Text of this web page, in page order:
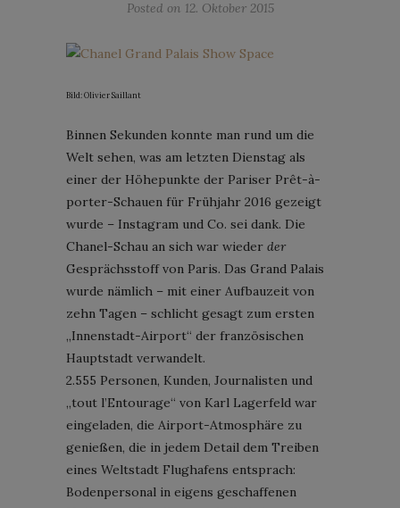
Posted on 12. Oktober 2015
Bild: Olivier Saillant
Binnen Sekunden konnte man rund um die
Welt sehen, was am letzten Dienstag als
einer der Höhepunkte der Pariser Prêt-à-
porter-Schauen für Frühjahr 2016 gezeigt
wurde – Instagram und Co. sei dank. Die
Chanel-Schau an sich war wieder der
Gesprächsstoff von Paris. Das Grand Palais
wurde nämlich – mit einer Aufbauzeit von
zehn Tagen – schlicht gesagt zum ersten
„Innenstadt-Airport“ der französischen
Hauptstadt verwandelt.
2.555 Personen, Kunden, Journalisten und
„tout l’Entourage“ von Karl Lagerfeld war
eingeladen, die Airport-Atmosphäre zu
genießen, die in jedem Detail dem Treiben
eines Weltstadt Flughafens entsprach:
Bodenpersonal in eigens geschaffenen